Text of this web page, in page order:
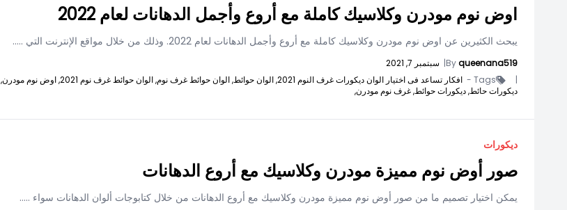
اوض نوم مودرن وكلاسيك كاملة مع أروع وأجمل الدهانات لعام 2022
يبحث الكثيرين عن اوض نوم مودرن وكلاسيك كاملة مع أروع وأجمل الدهانات لعام 2022. وذلك من خلال مواقع الإنترنت التي .....
Byqueenana519
| سبتمبر 7, 2021
|
Tags - افكار تساعد فى اختيار الوان ديكورات غرف النوم 2021, الوان حوائط,الوان حوائط غرف نوم,الوان حوائط غرف نوم 2021, اوض نوم مودرن,
ديكورات حائط,ديكورات حوائط,غرف نوم مودرن,
ديكورات
صور أوض نوم مميزة مودرن وكلاسيك مع أروع الدهانات
يمكن اختيار تصميم ما من صور أوض نوم مميزة مودرن وكلاسيك مع أروع الدهانات من خلال كتابوجات ألوان الدهانات سواء .....